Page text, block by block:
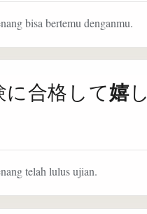
bisa bertemu denganmu.
に合格して嬉し
telah lulus ujian.